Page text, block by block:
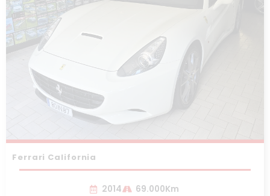
Ferrari California
2014
69.000Km